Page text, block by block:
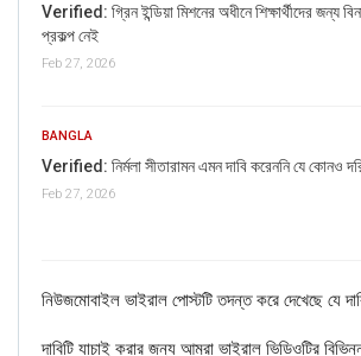
Dec 16, 2020
If you want to fact-check any
WhatsApp it now on +91
Verified: গ্রিন ইন্ডিয়া মিশনের অধীনে শিক্ষার্থীদের জন্য
প্রকল্প নেই
Feb 27, 2026
BANGLA
Verified: নির্মলা সীতারামন এমন দাবি করেননি যে কোনও
Feb 27, 2026
নিউজমোবাইল ভাইরাল পোস্টটি তদন্ত করে দেখেছে যে
দাবিটি যাচাই করার জন্য আমরা ভাইরাল ভিডিওটির